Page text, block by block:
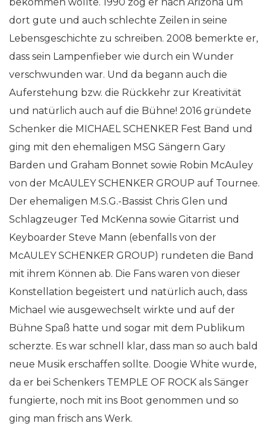
dort gute und auch schlechte Zeilen in seine
Lebensgeschichte zu schreiben. 2008 bemerkte er,
dass sein Lampenfieber wie durch ein Wunder
verschwunden war. Und da begann auch die
Auferstehung bzw. die Rückkehr zur Kreativität
und natürlich auch auf die Bühne! 2016 gründete
Schenker die MICHAEL SCHENKER Fest Band und
ging mit den ehemaligen MSG Sängern Gary
Barden und Graham Bonnet sowie Robin McAuley
von der McAULEY SCHENKER GROUP auf Tournee.
Der ehemaligen M.S.G.-Bassist Chris Glen und
Schlagzeuger Ted McKenna sowie Gitarrist und
Keyboarder Steve Mann (ebenfalls von der
McAULEY SCHENKER GROUP) rundeten die Band
mit ihrem Können ab. Die Fans waren von dieser
Konstellation begeistert und natürlich auch, dass
Michael wie ausgewechselt wirkte und auf der
Bühne Spaß hatte und sogar mit dem Publikum
scherzte. Es war schnell klar, dass man so auch bald
neue Musik erschaffen sollte. Doogie White wurde,
da er bei Schenkers TEMPLE OF ROCK als Sänger
fungierte, noch mit ins Boot genommen und so
ging man frisch ans Werk.